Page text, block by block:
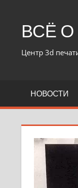
ВСЁ
Центр 3d
НОВОСТИ